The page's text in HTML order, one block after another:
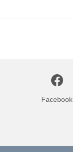
Facebook